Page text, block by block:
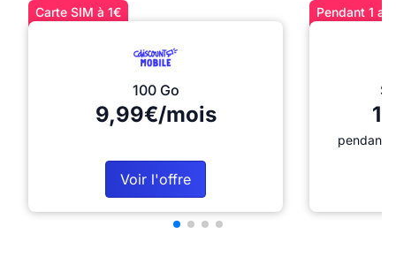
Carte SIM à 1€
100 Go
9,99€/mois
Voir l'offre
Pendant 1
pendant